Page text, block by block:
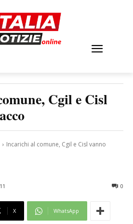
Cgil e Cisl
Incarichi al comune, Cgil e Cisl vanno
0
X WhatsApp